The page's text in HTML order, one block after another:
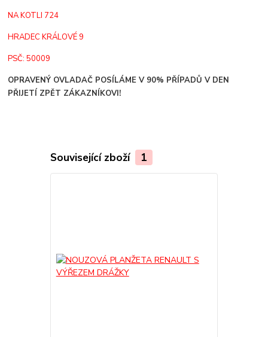
NA KOTLI 724
HRADEC KRÁLOVÉ 9
PSČ: 50009
OPRAVENÝ OVLADAČ POSÍLÁME V 90% PŘÍPADŮ V DEN
PŘIJETÍ ZPĚT ZÁKAZNÍKOVI!
Související zboží 1